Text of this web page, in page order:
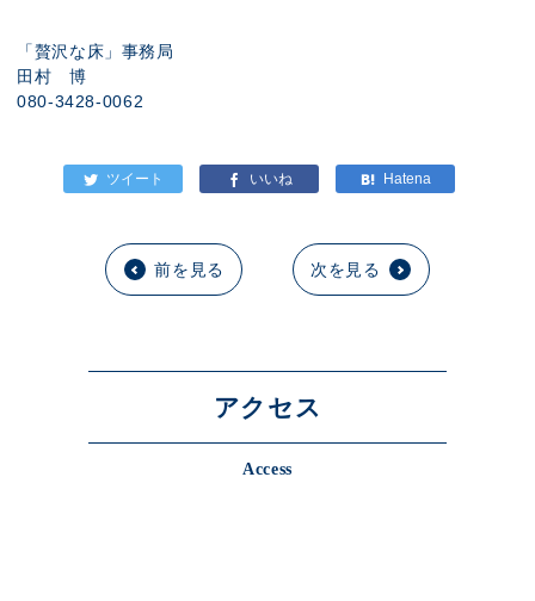
「贅沢な床」事務局
田村 博
080-3428-0062
前を見る 次を見る
アクセス
Access